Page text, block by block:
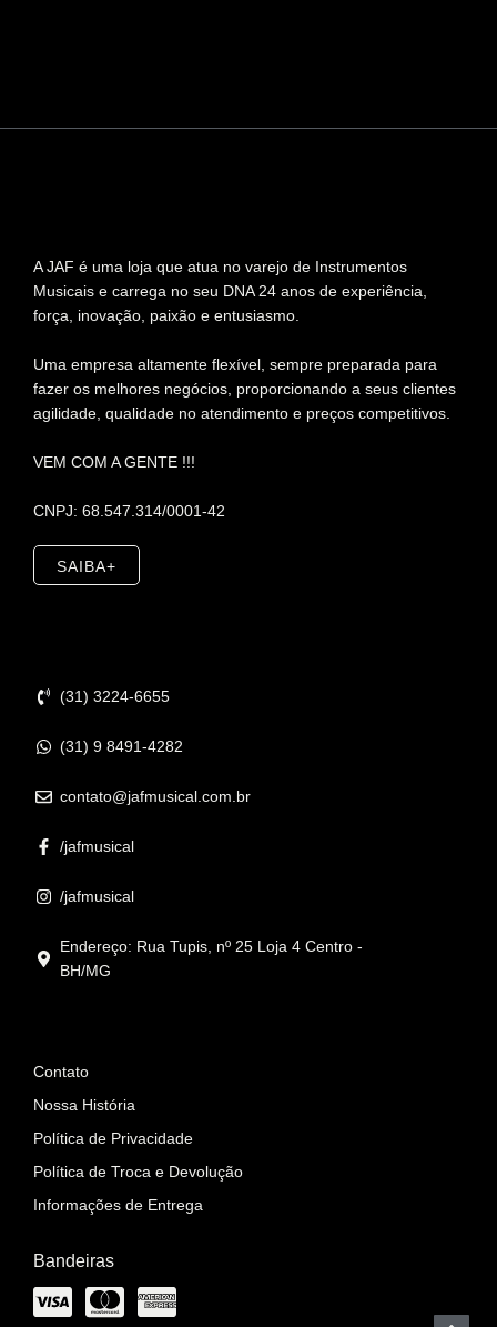
A JAF é uma loja que atua no varejo de Instrumentos
Musicais e carrega no seu DNA 24 anos de experiência,
força, inovação, paixão e entusiasmo.
Uma empresa altamente flexível, sempre preparada para
fazer os melhores negócios, proporcionando a seus clientes
agilidade, qualidade no atendimento e preços competitivos.
VEM COM A GENTE !!!
CNPJ: 68.547.314/0001-42
SAIBA+
(31) 3224-6655
(31) 9 8491-4282
contato@jafmusical.com.br
/jafmusical
/jafmusical
Endereço: Rua Tupis, nº 25 Loja 4 Centro -
BH/MG
Contato
Nossa História
Política de Privacidade
Política de Troca e Devolução
Informações de Entrega
Bandeiras